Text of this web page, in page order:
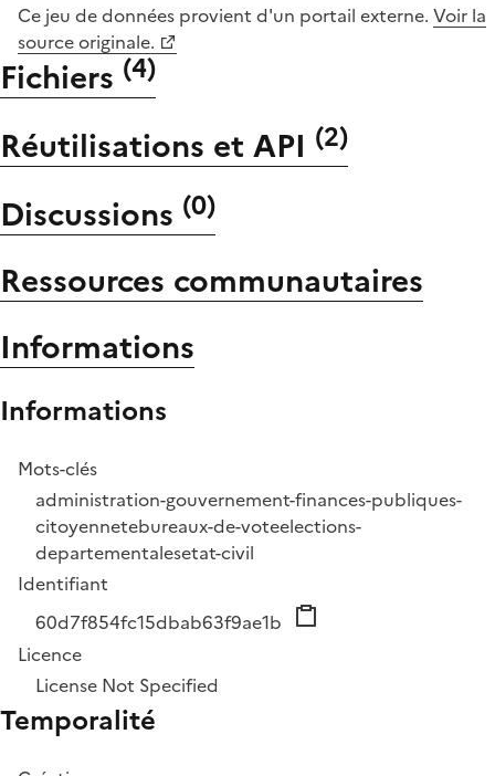
Ce jeu de données provient d'un portail externe. Voir la
source originale.
Fichiers (4)
Réutilisations et API (2)
Discussions (0)
Ressources communautaires
Informations
Informations
Mots-clés
administration-gouvernement-finances-publiques-
citoyennetebureaux-de-voteelections-
departementalesetat-civil
Identifiant
60d7f854fc15dbab63f9ae1b
Licence
License Not Specified
Temporalité